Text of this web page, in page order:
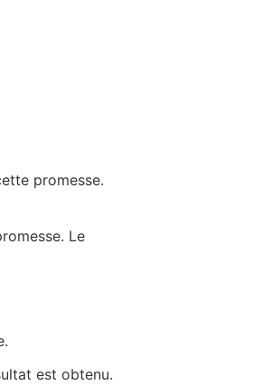
promesse.
Le
est obtenu.